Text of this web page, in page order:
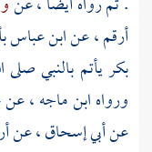
أرقم ،عنابن عباس
بكريأتم بالنبي
ورواهابن ماجه ،عن
عنأبي إسحاق ،عن